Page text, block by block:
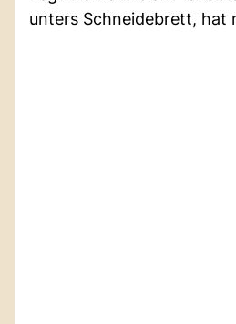
unters Schneidebrett, hat